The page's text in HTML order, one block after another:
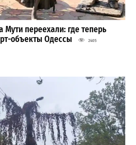
Мути переехали: где теперь
объекты Одессы
2405